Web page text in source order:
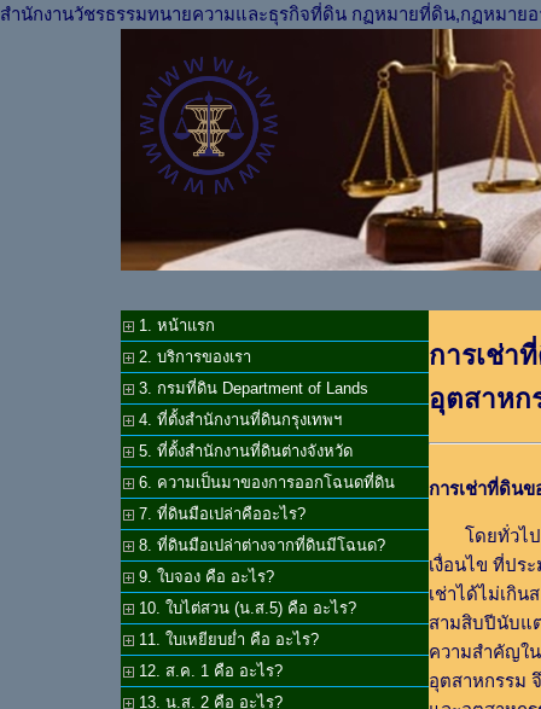
สำนักงานวัชรธรรมทนายความและธุรกิจที่ดิน กฏหมายที่ดิน,กฏหมาย
1. หน้าแรก
2. บริการของเรา
3. กรมที่ดิน Department of Lands
4. ที่ตั้งสำนักงานที่ดินกรุงเทพฯ
5. ที่ตั้งสำนักงานที่ดินต่างจังหวัด
6. ความเป็นมาของการออกโฉนดที่ดิน
7. ที่ดินมือเปล่าคืออะไร?
8. ที่ดินมือเปล่าต่างจากที่ดินมีโฉนด?
9. ใบจอง คือ อะไร?
10. ใบไต่สวน (น.ส.5) คือ อะไร?
11. ใบเหยียบย่ำ คือ อะไร?
12. ส.ค. 1 คือ อะไร?
13. น.ส. 2 คือ อะไร?
การเช่า
อุตสาหก
การเช่าที่ดิน
โดยทั่วไ
เงื่อนไข ที่ปร
เช่าได้ไม่เกิ
สามสิบปีนับแ
ความสำคัญใ
อุตสาหกรรม